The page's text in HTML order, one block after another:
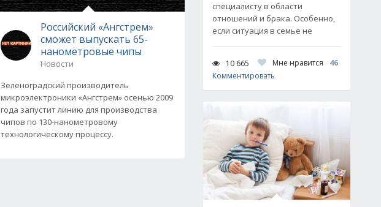
Российский «Ангстрем»
сможет выпускать 65-
нанометровые чипы
Новости
Зеленоградский производитель
микроэлектроники «Ангстрем» осенью 2009
года запустит линию для производства
чипов по 130-нанометровому
технологическому процессу.
специалисту в области
отношений и брака. Особенно,
если ситуация в семье не
10 665 Мне нравится
46
Комментировать